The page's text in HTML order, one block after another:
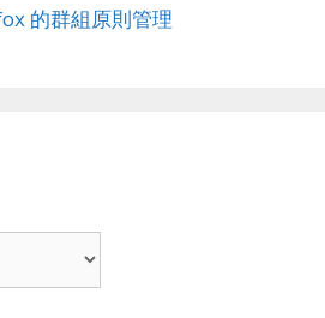
的群組原則管理